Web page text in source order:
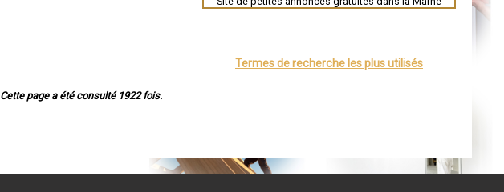
Cette page a été consulté 1922 fois.
Auch
Orléans
Cahors
Termes de recherche les plus utilisés